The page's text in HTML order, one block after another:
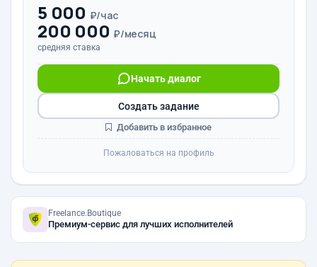
5 000 ₽/час
200 000 ₽/месяц
средняя ставка
Начать диалог
Создать задание
Добавить в избранное
Пожаловаться на профиль
Freelance.Boutique
Премиум-сервис для лучших исполнителей